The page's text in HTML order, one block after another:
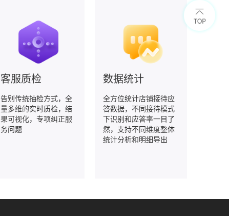
客服质检
告别传统抽检方式，全
量多维的实时质检，结
果可视化，专项纠正服
务问题
数据统计
全方位统计店铺接待应
答数据，不同接待模式
下识别和应答率一目了
然，支持不同维度整体
统计分析和明细导出